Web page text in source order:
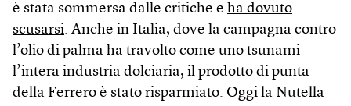
è stata sommersa dalle critiche e ha dovuto
scusarsi. Anche in Italia, dove la campagna contro
l’olio di palma ha travolto come uno tsunami
l’intera industria dolciaria, il prodotto di punta
della Ferrero è stato risparmiato. Oggi la Nutella